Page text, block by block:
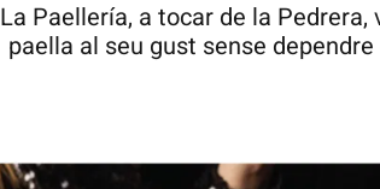
La Paellería, a tocar de la
paella al seu gust sense